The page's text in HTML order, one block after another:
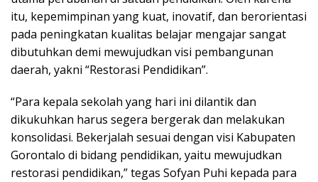
itu, kepemimpinan yang kuat, inovatif, dan berorientasi
pada peningkatan kualitas belajar mengajar sangat
dibutuhkan demi mewujudkan visi pembangunan
daerah, yakni “Restorasi Pendidikan”.
“Para kepala sekolah yang hari ini dilantik dan
dikukuhkan harus segera bergerak dan melakukan
konsolidasi. Bekerjalah sesuai dengan visi Kabupaten
Gorontalo di bidang pendidikan, yaitu mewujudkan
restorasi pendidikan,” tegas Sofyan Puhi kepada para